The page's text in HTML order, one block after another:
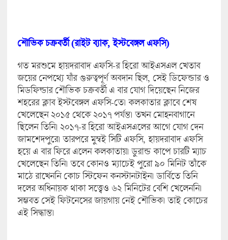
শৌভিক চক্রবর্তী (রাইট ব্যাক, ইস্টবেঙ্গল এফসি)
গত মরশুমে হায়দরাবাদ এফসি-র হিরো আইএসএল খেতাব
জয়ের নেপথ্যে যাঁর গুরুত্বপূর্ণ অবদান ছিল, সেই ডিফেন্ডার ও
মিডফিল্ডার শৌভিক চক্রবর্তী এ বার যোগ দিয়েছেন নিজের
শহরের ক্লাব ইস্টবেঙ্গল এফসি-তে। কলকাতার ক্লাবে শেষ
খেলেছেন ২০১৫ থেকে ২০১৭ পর্যন্ত। তখন মোহনবাগানে
ছিলেন তিনি। ২০১৭-র হিরো আইএসএলের আগে যোগ দেন
জামশেদপুরে। তারপরে মুম্বই সিটি এফসি, হায়দরাবাদ এফসি
হয়ে এ বার ফিরে এলেন কলকাতায়। ডুরান্ড কাপে চারটি ম্যাচ
খেলেছেন তিনি। তবে কোনও ম্যাচেই পুরো ৯০ মিনিট তাঁকে
মাঠে রাখেননি কোচ স্টিফেন কনস্টানটাইন। ডার্বিতে তিনি
দলের অধিনায়ক থাকা সত্ত্বেও ৬২ মিনিটের বেশি খেলেননি।
সম্ভবত সেই ফিটনেসের জায়গায় নেই শৌভিক। তাই কোচের
এই সিদ্ধান্ত।